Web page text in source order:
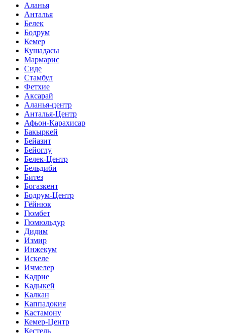
Аланья
Анталья
Белек
Бодрум
Кемер
Кушадасы
Мармарис
Сиде
Стамбул
Фетхие
Аксарай
Аланья-центр
Анталья-Центр
Афьон-Карахисар
Бакыркей
Бейазит
Бейоглу
Белек-Центр
Бельдиби
Битез
Богазкент
Бодрум-Центр
Гёйнюк
Гюмбет
Гюмюльдур
Дидим
Измир
Инжекум
Искеле
Ичмелер
Кадрие
Кадыкей
Калкан
Каппадокия
Кастамону
Кемер-Центр
Кестель